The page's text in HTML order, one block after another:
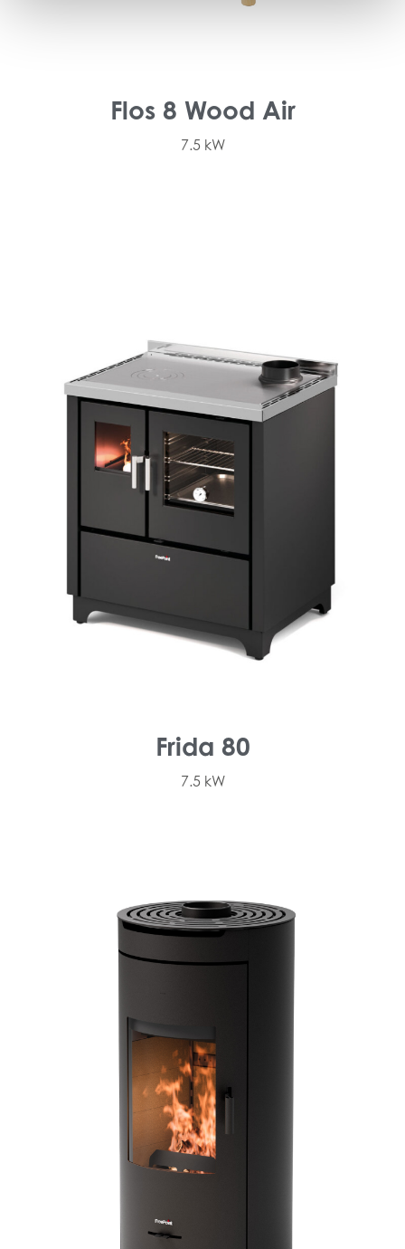
Flos 8 Wood Air
7.5 kW
Frida 80
7.5 kW